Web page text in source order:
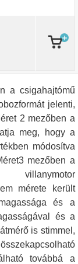
a csigahajtómű
jelenti,
2 mezőben a
meg, hogy a
módosítva
mezőben a
mérete került
és a
és a
is stimmel,
továbbá a